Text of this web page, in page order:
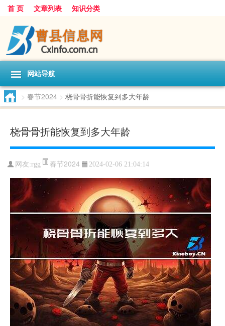
首 页 文章列表 知识分类
网站导航
> 春节2024 > 桡骨骨折能恢复到多大年龄
桡骨骨折能恢复到多大年龄
网友:rgg 春节2024 2024-02-06 21:04:14